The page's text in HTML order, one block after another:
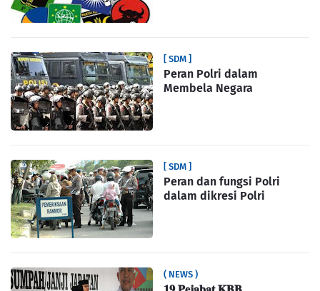
[ SDM ]
Peran Polri dalam
Membela Negara
[ SDM ]
Peran dan fungsi Polri
dalam dikresi Polri
( NEWS )